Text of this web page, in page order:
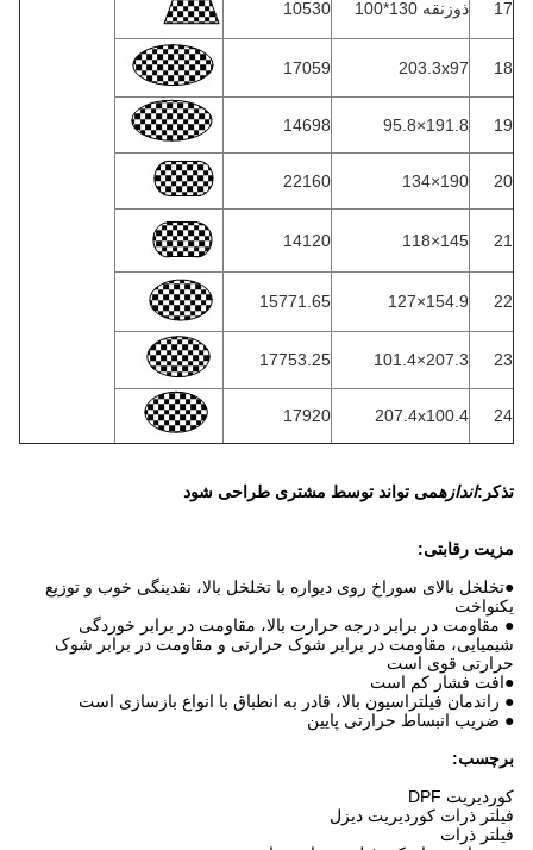
17 ذوزنقه 130*100 10530
18
203.3x97
17059
19
191.8×95.8
14698
20
190×134
22160
21
145×118
14120
22
154.9×127
15771.65
23
207.3×101.4
17753.25
24
207.4x100.4
17920
تذکر: اندازهمی تواند توسط مشتری طراحی شود
مزیت رقابتی:
●تخلخل بالای سوراخ روی دیواره با تخلخل بالا، نقدینگی خوب و توزیع
یکنواخت
● مقاومت در برابر درجه حرارت بالا، مقاومت در برابر خوردگی
شیمیایی، مقاومت در برابر شوک حرارتی و مقاومت در برابر شوک
حرارتی قوی است
●افت فشار کم است
● راندمان فیلتراسیون بالا، قادر به انطباق با انواع بازسازی است
● ضریب انبساط حرارتی پایین
برچسب:
کوردیریت DPF
فیلتر ذرات کوردیریت دیزل
فیلتر ذرات